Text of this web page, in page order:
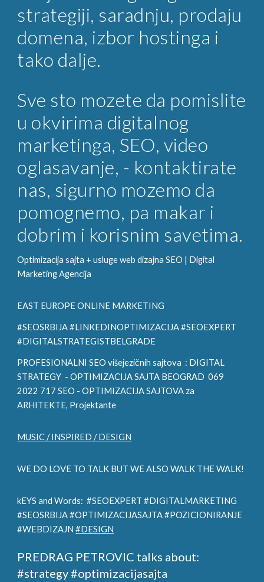
strategiji, saradnju, prodaju
domena, izbor hostinga i
tako dalje.
Sve sto mozete da pomislite
u okvirima digitalnog
marketinga, SEO, video
oglasavanje, - kontaktirate
nas, sigurno mozemo da
pomognemo, pa makar i
dobrim i korisnim savetima.
Optimizacija sajta + usluge web dizajna SEO | Digital
MarketingAgencija
EAST EUROPE ONLINE MARKETING
#SEOSRBIJA #LINKEDINOPTIMIZACIJA #SEOEXPERT
#DIGITALSTRATEGISTBELGRADE
PROFESIONALNI SEO višejezičnih sajtova : DIGITAL
STRATEGY - OPTIMIZACIJA SAJTA BEOGRAD 069
2022 717 SEO - OPTIMIZACIJA SAJTOVA za
ARHITEKTE, Projektante
MUSIC / INSPIRED / DESIGN
WE DO LOVE TO TALK BUT WE ALSO WALK THE WALK!
kEYS and Words: #SEOEXPERT #DIGITALMARKETING
#SEOSRBIJA #OPTIMIZACIJASAJTA #POZICIONIRANJE
#WEBDIZAJN#DESIGN
PREDRAG PETROVIC talks about:
#strategy #optimizacijasajta